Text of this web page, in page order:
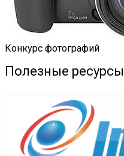
Конкурс фотографий
Полезные ресурсы